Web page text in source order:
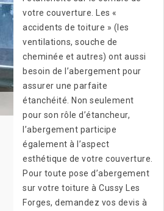
votre couverture. Les «
accidents de toiture » (les
ventilations, souche de
cheminée et autres) ont aussi
besoin de l’abergement pour
assurer une parfaite
étanchéité. Non seulement
pour son rôle d’étancheur,
l’abergement participe
également à l’aspect
esthétique de votre couverture.
Pour toute pose d’abergement
sur votre toiture à Cussy Les
Forges, demandez vos devis à